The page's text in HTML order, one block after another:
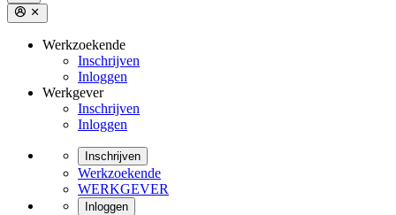
Werkzoekende
Inschrijven
Inloggen
Werkgever
Inschrijven
Inloggen
Inschrijven
Werkzoekende
WERKGEVER
Inloggen